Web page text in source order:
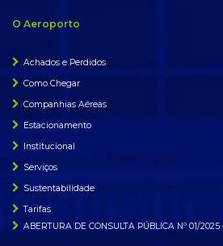
O Aeroporto
Achados e Perdidos
Como Chegar
Companhias Aéreas
Estacionamento
Institucional
Serviços
Sustentabilidade
Tarifas
ABERTURA DE CONSULTA PÚBLICA Nº 01/2025